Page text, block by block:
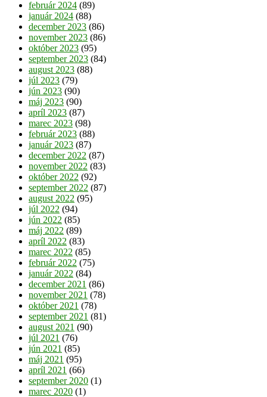
február 2024 (89)
január 2024 (88)
december 2023 (86)
november 2023 (86)
október 2023 (95)
september 2023 (84)
august 2023 (88)
júl 2023 (79)
jún 2023 (90)
máj 2023 (90)
apríl 2023 (87)
marec 2023 (98)
február 2023 (88)
január 2023 (87)
december 2022 (87)
november 2022 (83)
október 2022 (92)
september 2022 (87)
august 2022 (95)
júl 2022 (94)
jún 2022 (85)
máj 2022 (89)
apríl 2022 (83)
marec 2022 (85)
február 2022 (75)
január 2022 (84)
december 2021 (86)
november 2021 (78)
október 2021 (78)
september 2021 (81)
august 2021 (90)
júl 2021 (76)
jún 2021 (85)
máj 2021 (95)
apríl 2021 (66)
september 2020 (1)
marec 2020 (1)